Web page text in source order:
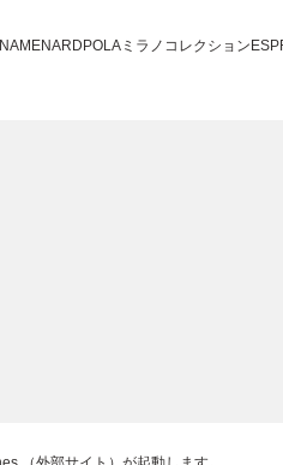
MENARD POLA ミラノコレクション